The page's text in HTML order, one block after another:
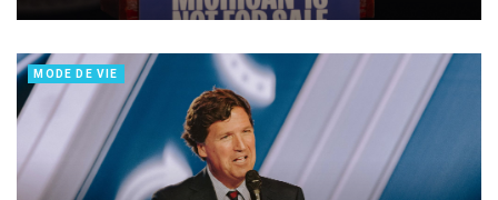
MODE DE VIE